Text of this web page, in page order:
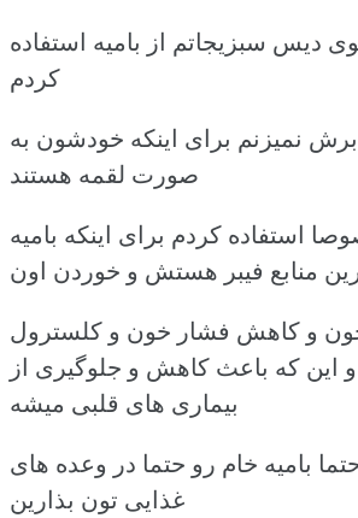
دیس سبزیجاتم از بامیه استفاده
کردم
برش نمیزنم برای اینکه خودشون به
صورت لقمه هستند
استفاده کردم برای اینکه بامیه
منابع فیبر هستش و خوردن اون
و کاهش فشار خون و کلسترول
و این که باعث کاهش و جلوگیری از
بیماری های قلبی میشه
بامیه خام رو حتما در وعده های
غذایی تون بذارین